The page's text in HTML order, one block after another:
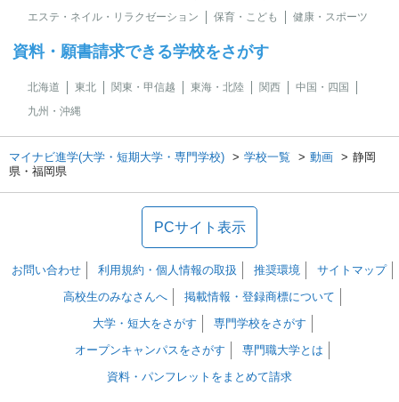
エステ・ネイル・リラクゼーション
保育・こども 健康・スポーツ
資料・願書請求できる学校をさがす
北海道 東北 関東・甲信越 東海・北陸 関西
中国・四国
九州・沖縄
マイナビ進学(大学・短期大学・専門学校) 学校一覧 動画
静岡
県・福岡県
PCサイト表示
お問い合わせ 利用規約・個人情報の取扱 推奨環境
サイトマップ
高校生のみなさんへ
掲載情報・登録商標について
大学・短大をさがす
専門学校をさがす
オープンキャンパスをさがす
専門職大学とは
資料・パンフレットをまとめて請求